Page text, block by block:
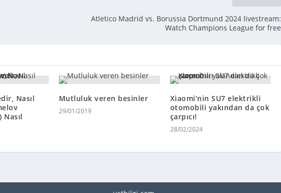
Atletico Madrid vs. Borussia Dortmund 2024 livestream:
Watch Champions League for free
Nasıl
Mutluluk veren besinler
29/01/2019
Xiaomi’nin SU7 elektrikli
otomobili yakından da çok
çarpıcı!
28/02/2024